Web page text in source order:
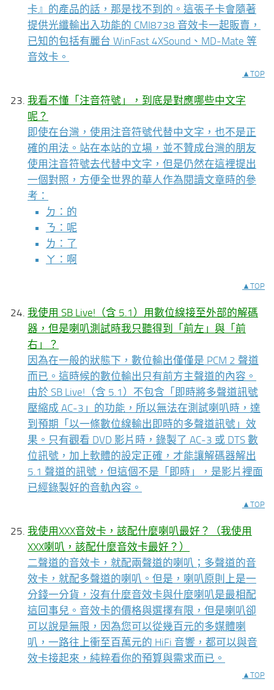
卡』的產品的話，那是找不到的。這張子卡會隨著
提供光纖輸出入功能的 CMI8738 音效卡一起販賣，
已知的包括有麗台 WinFast 4XSound、MD-Mate 等
音效卡。
▲TOP
我看不懂「注音符號」，到底是對應哪些中文字
呢？
即使在台灣，使用注音符號代替中文字，也不是正
確的用法。站在本站的立場，並不贊成台灣的朋友
使用注音符號去代替中文字，但是仍然在這裡提出
一個對照，方便全世界的華人作為閱讀文章時的參
考：
ㄉ：的
ㄋ：呢
ㄌ：了
ㄚ：啊
▲TOP
我使用 SB Live!（含 5.1）用數位線接至外部的解碼
器，但是喇叭測試時我只聽得到「前左」與「前
右」？
因為在一般的狀態下，數位輸出僅僅是 PCM 2 聲道
而已。這時候的數位輸出只有前方主聲道的內容。
由於 SB Live!（含 5.1）不包含「即時將多聲道訊號
壓縮成 AC-3」的功能，所以無法在測試喇叭時，達
到預期「以一條數位線輸出即時的多聲道訊號」效
果。只有觀看 DVD 影片時，錄製了 AC-3 或 DTS 數
位訊號，加上軟體的設定正確，才能讓解碼器解出
5.1 聲道的訊號，但這個不是「即時」，是影片裡面
已經錄製好的音軌內容。
▲TOP
我使用XXX音效卡，該配什麼喇叭最好？（我使用
XXX喇叭，該配什麼音效卡最好？）
二聲道的音效卡，就配兩聲道的喇叭；多聲道的音
效卡，就配多聲道的喇叭。但是，喇叭原則上是一
分錢一分貨，沒有什麼音效卡與什麼喇叭是最相配
這回事兒。音效卡的價格與選擇有限，但是喇叭卻
可以說是無限，因為您可以從幾百元的多媒體喇
叭，一路往上衝至百萬元的 HiFi 音響，都可以與音
效卡接起來，純粹看你的預算與需求而已。
▲TOP